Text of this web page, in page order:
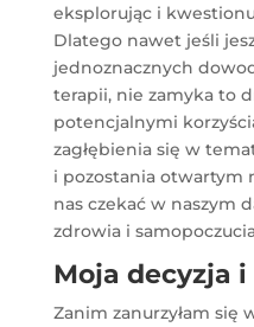
eksplorując i
Dlatego nawet jeśli
jednoznacznych
terapii, nie zamyka to
potencjalnymi
zagłębienia się w
i pozostania otwartym
nas czekać w naszym
zdrowia i
Moja decyzja
Zanim zanurzyłam się